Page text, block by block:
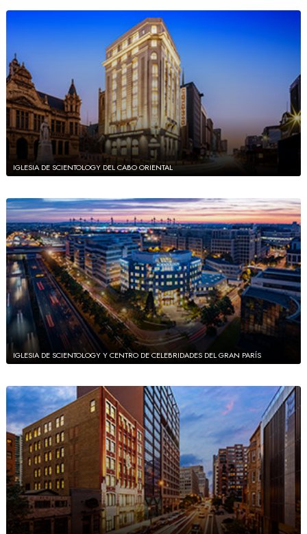
IGLESIA DE SCIENTOLOGY DEL CABO ORIENTAL
IGLESIA DE SCIENTOLOGY Y CENTRO DE CELEBRIDADES DEL GRAN PARÍS